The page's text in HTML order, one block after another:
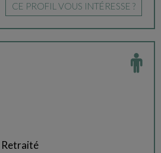
CE PROFIL VOUS INTÉRESSE ?
Retraité